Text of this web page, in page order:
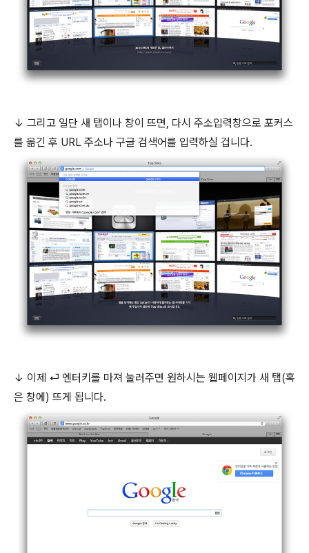
↓ 그리고 일단 새 탭이나 창이 뜨면, 다시 주소입력창으로 포커스
를 옮긴 후 URL 주소나 구글 검색어를 입력하실 겁니다.
↓ 이제 ⏎ 엔터키를 마져 눌러주면 원하시는 웹페이지가 새 탭(혹
은 창에) 뜨게 됩니다.